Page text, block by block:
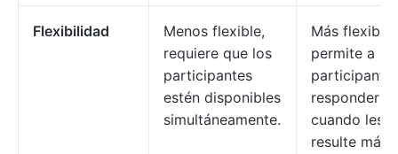
Flexibilidad
Menos flexible,
requiere que los
participantes
estén disponibles
simultáneamente.
Más flexible,
permite a los
responder
cuando les
resulte más